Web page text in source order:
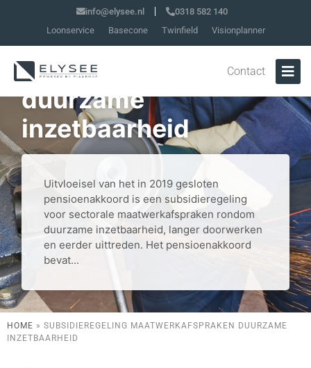
info@elysee.nl
0318 582 140
Loonservice
Basecone Twinfield Visionplanner
Contact
Subsidieregeling
maatwerkafspraken
duurzame
inzetbaarheid
Uitvloeisel van het in 2019 gesloten
pensioenakkoord is een subsidieregeling
voor sectorale maatwerkafspraken rondom
duurzame inzetbaarheid, langer doorwerken
en eerder uittreden. Het pensioenakkoord
bevat...
HOME » SUBSIDIEREGELING MAATWERKAFSPRAKEN DUURZAME
INZETBAARHEID